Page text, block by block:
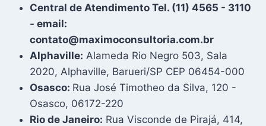
Central de Atendimento Tel. (11) 4565 - 3110
- email:
contato@maximoconsultoria.com.br
Alphaville: Alameda Rio Negro 503, Sala
2020, Alphaville, Barueri/SP CEP 06454-000
Osasco: Rua José Timotheo da Silva, 120 -
Osasco, 06172-220
Rio de Janeiro: Rua Visconde de Pirajá, 414,